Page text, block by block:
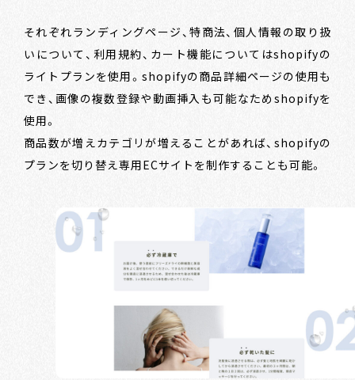
それぞれランディングページ、特商法、個人情報の取り扱
いについて、利用規約、カート機能についてはshopifyの
ライトプランを使用。shopifyの商品詳細ページの使用も
でき、画像の複数登録や動画挿入も可能なためshopifyを
使用。
商品数が増えカテゴリが増えることがあれば、shopifyの
プランを切り替え専用ECサイトを制作することも可能。